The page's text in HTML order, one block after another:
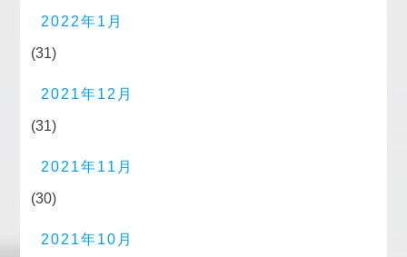
2022年1月
(31)
2021年12月
(31)
2021年11月
(30)
2021年10月